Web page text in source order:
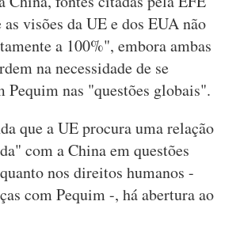
visões da UE e dos EUA não
a 100%", embora ambas
na necessidade de se
Pequim nas "questões globais".
que a UE procura uma relação
com a China em questões
nos direitos humanos -
com Pequim -, há abertura ao